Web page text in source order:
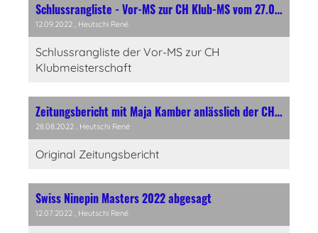
Schlussrangliste - Vor-MS zur CH Klub-MS vom 27.08. - 10.09.2022 (SSKV Jahres-MS)
12.09.2022 , Heutschi René
Schlussrangliste der Vor-MS zur CH
Klubmeisterschaft
Zeitungsbericht mit Maja Kamber anlässlich der CH-MS des SFKV
28.08.2022 , Heutschi René
Original Zeitungsbericht
Swiss Ninepin Masters 2022 abgesagt
12.07.2022 , Heutschi René